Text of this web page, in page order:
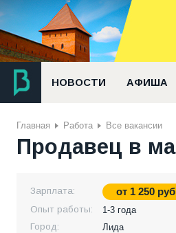
НОВОСТИ АФИША
Главная Работа Все вакансии
Продавец в
Зарплата: от 1 250
Опыт работы:
1-3 года
Город:
Лида